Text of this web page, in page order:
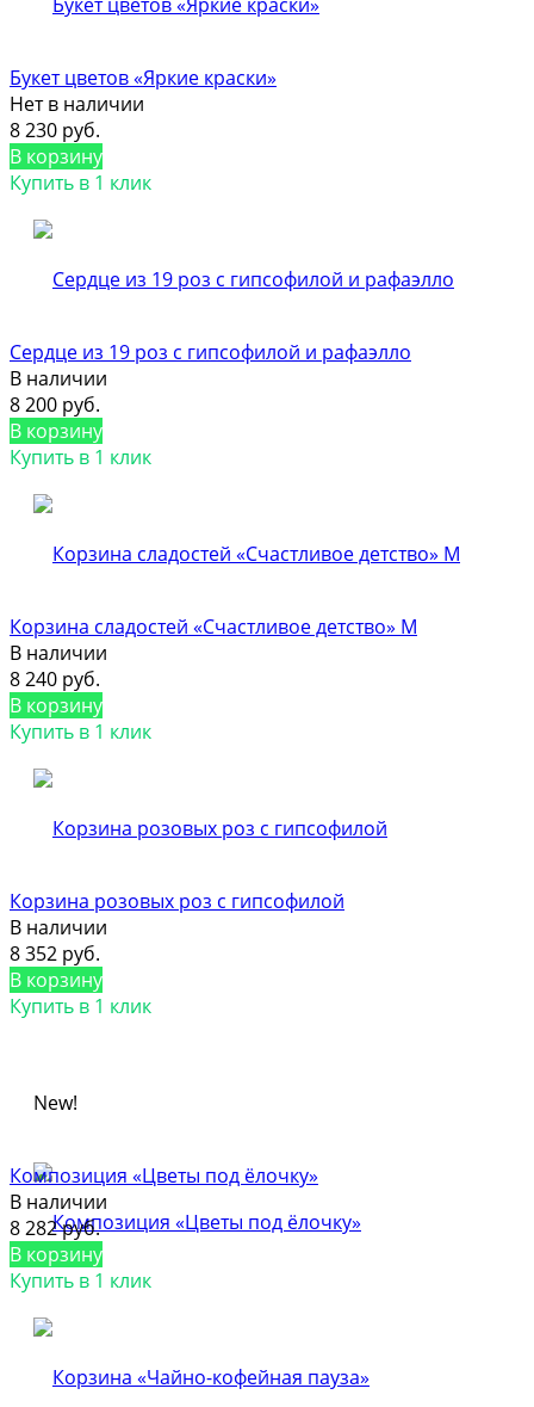
Букет цветов «Яркие краски»
Нет в наличии
8 230 руб.
В корзину
Купить в 1 клик
Сердце из 19 роз с гипсофилой и рафаэлло
В наличии
8 200 руб.
В корзину
Купить в 1 клик
Корзина сладостей «Счастливое детство» M
В наличии
8 240 руб.
В корзину
Купить в 1 клик
Корзина розовых роз с гипсофилой
В наличии
8 352 руб.
В корзину
Купить в 1 клик
New!
Композиция «Цветы под ёлочку»
В наличии
8 282 руб.
В корзину
Купить в 1 клик